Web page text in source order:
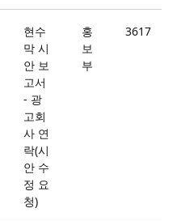
현수
막 시
안 보
고서
- 광
고회
사 연
락(시
안 수
정 요
청)
홍
보
부
3617